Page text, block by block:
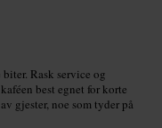
Rask service og
best egnet for korte
gjester, noe som tyder på